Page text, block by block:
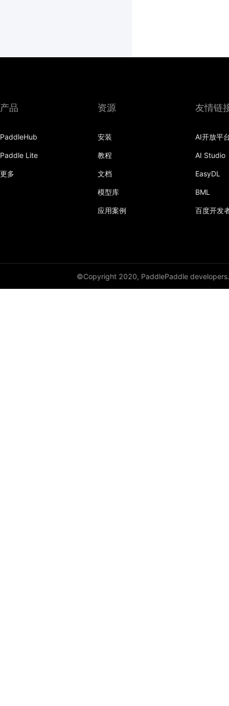
产品
PaddleHub
Paddle Lite
更多
资源
安装
教程
文档
模型库
应用案例
友情链
AI开放平
AI Studio
EasyDL
BML
百度开发
©Copyright 2020, PaddlePaddle developers.